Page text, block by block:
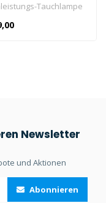
Tauchlampe
Ladefunktion.
von drei Cree-
Newsletter
und Aktionen
Abonnieren